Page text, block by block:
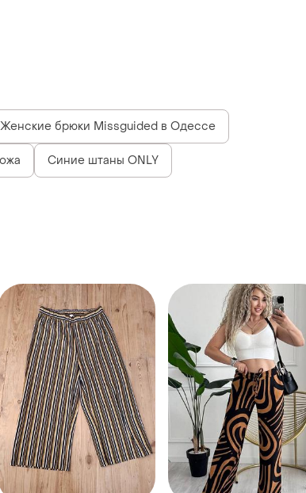
Женские брюки Missguided в Одессе
Синие штаны ONLY